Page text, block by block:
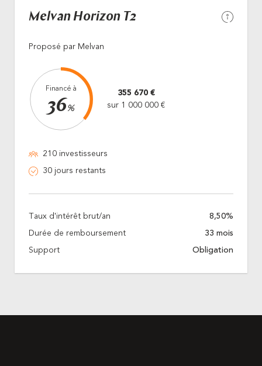
Melvan Horizon T2
Proposé par Melvan
Financé à
36%
355 670 €
sur 1 000 000 €
210 investisseurs
30 jours restants
Taux d'intérêt brut/an 8,50%
Durée de remboursement 33 mois
Support Obligation